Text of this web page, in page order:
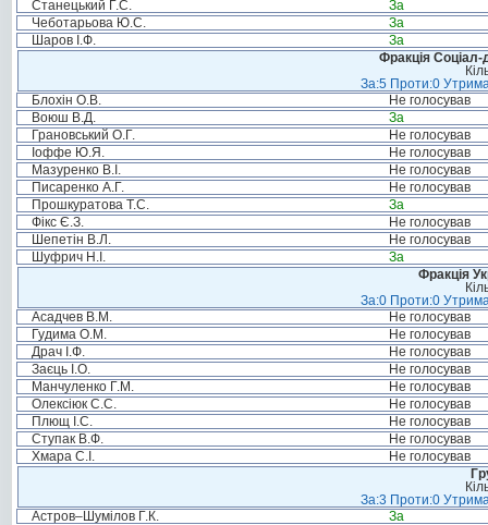
Станецький Г.С.
За
Чеботарьова Ю.С.
За
Шаров І.Ф.
За
Фракція Соціал-
За:5 Проти:0
Блохін О.В.
Не голосував
Воюш В.Д.
За
Грановський О.Г.
Не голосував
Іоффе Ю.Я.
Не голосував
Мазуренко В.І.
Не голосував
Писаренко А.Г.
Не голосував
Прошкуратова Т.С.
За
Фікс Є.З.
Не голосував
Шепетін В.Л.
Не голосував
Шуфрич Н.І.
За
Фракція
За:0 Проти:0
Асадчев В.М.
Не голосував
Гудима О.М.
Не голосував
Драч І.Ф.
Не голосував
Заєць І.О.
Не голосував
Манчуленко Г.М.
Не голосував
Олексіюк С.С.
Не голосував
Плющ І.С.
Не голосував
Ступак В.Ф.
Не голосував
Хмара С.І.
Не голосував
За:3 Проти:0
Астров–Шумілов Г.К.
За